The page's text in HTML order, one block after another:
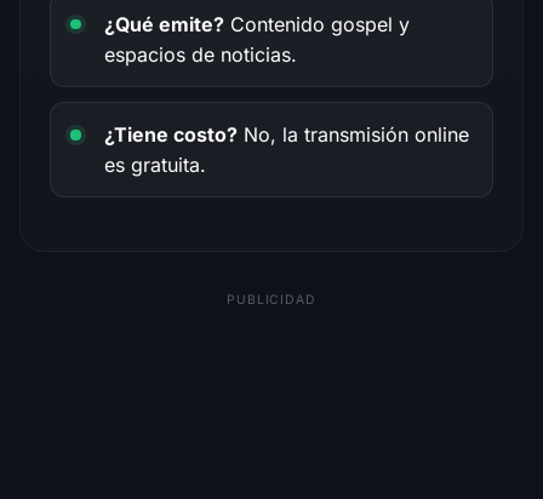
¿Qué emite? Contenido gospel y
espacios de noticias.
¿Tiene costo? No, la transmisión online
es gratuita.
PUBLICIDAD